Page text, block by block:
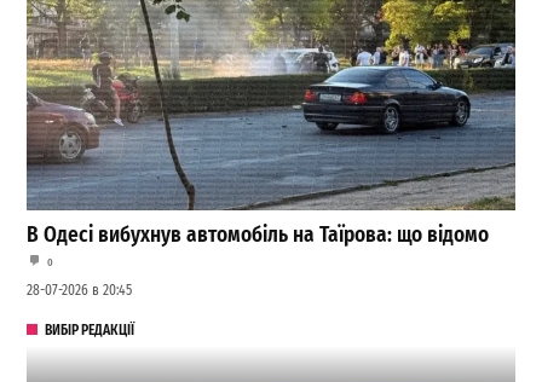
В Одесі вибухнув автомобіль на Таїрова: що відомо
0
28-07-2026 в 20:45
ВИБІР РЕДАКЦІЇ